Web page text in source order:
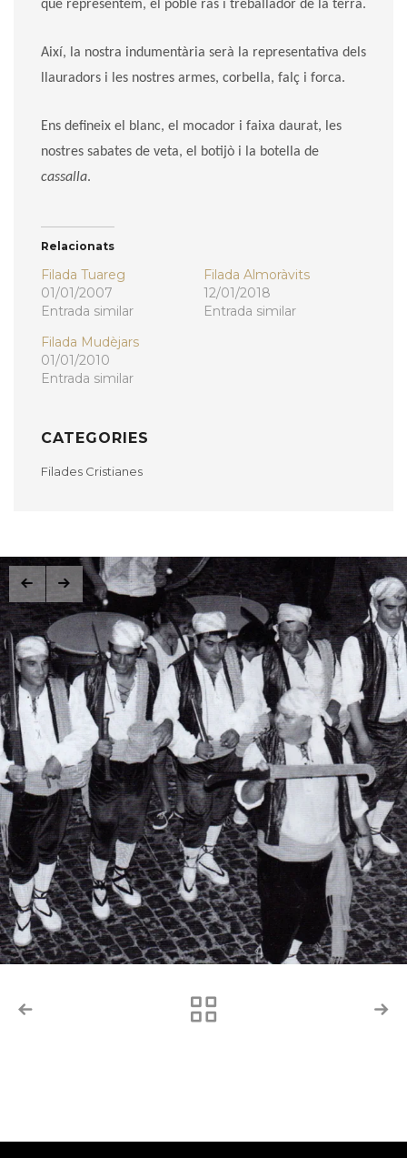
que representem, el poble ras i treballador de la terra.
Així, la nostra indumentària serà la representativa dels
llauradors i les nostres armes, corbella, falç i forca.
Ens defineix el blanc, el mocador i faixa daurat, les
nostres sabates de veta, el botijò i la botella de
cassalla.
Relacionats
Filada Tuareg
01/01/2007
Entrada similar
Filada Almoràvits
12/01/2018
Entrada similar
Filada Mudèjars
01/01/2010
Entrada similar
CATEGORIES
Filades Cristianes